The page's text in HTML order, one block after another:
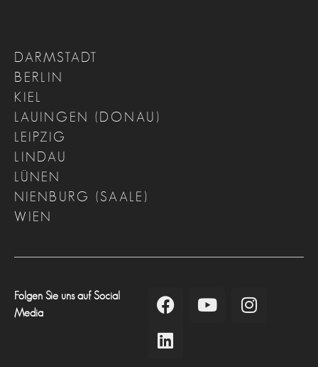
DARMSTADT
BERLIN
KIEL
LAUINGEN (DONAU)
LEIPZIG
LINDAU
LÜNEN
NIENBURG (SAALE)
WIEN
Folgen Sie uns auf Social
Media